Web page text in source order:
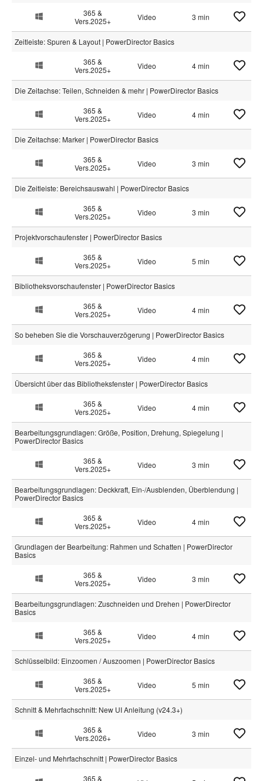
365 &
Vers.2025+
Video 3 min
Zeitleiste: Spuren & Layout | PowerDirector Basics
365 &
Vers.2025+
Video 4 min
Die Zeitachse: Teilen, Schneiden & mehr | PowerDirector Basics
365 &
Vers.2025+
Video 4 min
Die Zeitachse: Marker | PowerDirector Basics
365 &
Vers.2025+
Video 3 min
Die Zeitleiste: Bereichsauswahl | PowerDirector Basics
365 &
Vers.2025+
Video 3 min
Projektvorschaufenster | PowerDirector Basics
365 &
Vers.2025+
Video 5 min
Bibliotheksvorschaufenster | PowerDirector Basics
365 &
Vers.2025+
Video 4 min
So beheben Sie die Vorschauverzögerung | PowerDirector Basics
365 &
Vers.2025+
Video 4 min
Übersicht über das Bibliotheksfenster | PowerDirector Basics
365 &
Vers.2025+
Video 4 min
Bearbeitungsgrundlagen: Größe, Position, Drehung, Spiegelung |
PowerDirector Basics
365 &
Vers.2025+
Video 3 min
Bearbeitungsgrundlagen: Deckkraft, Ein-/Ausblenden, Überblendung |
PowerDirector Basics
365 &
Vers.2025+
Video 4 min
Grundlagen der Bearbeitung: Rahmen und Schatten | PowerDirector
Basics
365 &
Vers.2025+
Video 3 min
Bearbeitungsgrundlagen: Zuschneiden und Drehen | PowerDirector
Basics
365 &
Vers.2025+
Video 4 min
Schlüsselbild: Einzoomen / Auszoomen | PowerDirector Basics
365 &
Vers.2025+
Video 5 min
Schnitt & Mehrfachschnitt: New UI Anleitung (v24.3+)
365 &
Vers.2026+
Video 3 min
Einzel- und Mehrfachschnitt | PowerDirector Basics
365 &